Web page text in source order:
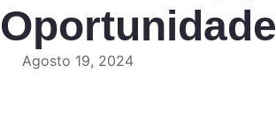
Agosto 19, 2024